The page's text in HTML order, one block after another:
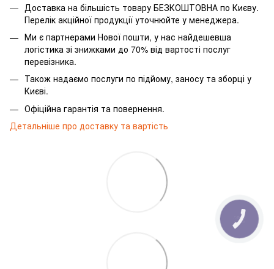
Доставка на більшість товару БЕЗКОШТОВНА по Києву.
Перелік акційної продукції уточнюйте у менеджера.
Ми є партнерами Нової пошти, у нас найдешевша
логістика зі знижками до 70% від вартості послуг
перевізника.
Також надаємо послуги по підйому, заносу та зборці у
Києві.
Офіційна гарантія та повернення.
Детальніше про доставку та вартість
КНОПКА
ЗВ'ЯЗКУ